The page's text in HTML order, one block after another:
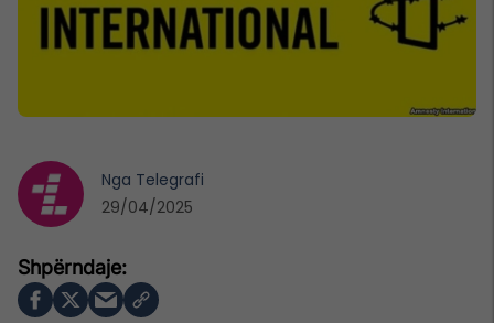
Nga Telegrafi
29/04/2025